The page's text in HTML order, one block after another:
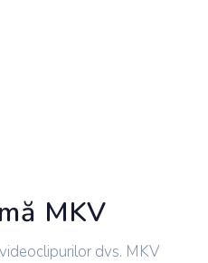
MKV
dvs. MKV